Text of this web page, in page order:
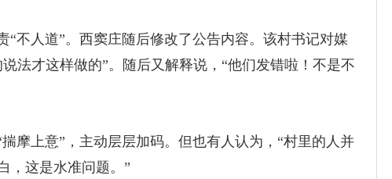
人道”。西窦庄随后修改了公告内容。该村书记对媒
法才这样做的”。随后又解释说，“他们发错啦！不是不
上意”，主动层层加码。但也有人认为，“村里的人并
，这是水准问题。”